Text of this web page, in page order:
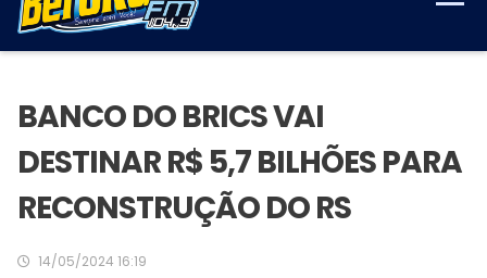
BANCO DO BRICS VAI
DESTINAR R$ 5,7 BILHÕES PARA
RECONSTRUÇÃO DO RS
14/05/2024 16:19